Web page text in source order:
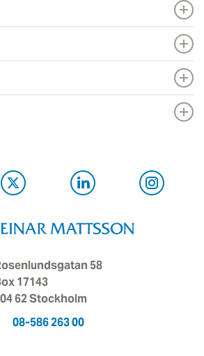
58
17143
62 Stockholm
08-586 263 00